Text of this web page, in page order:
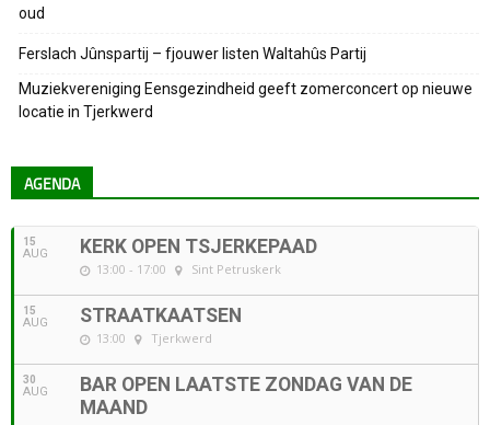
oud
Ferslach Jûnspartij – fjouwer listen Waltahûs Partij
Muziekvereniging Eensgezindheid geeft zomerconcert op nieuwe
locatie in Tjerkwerd
AGENDA
15
AUG KERK OPEN TSJERKEPAAD
13:00 - 17:00 Sint Petruskerk
15
AUG STRAATKAATSEN
13:00 Tjerkwerd
30
AUG
BAR OPEN LAATSTE ZONDAG VAN DE
MAAND